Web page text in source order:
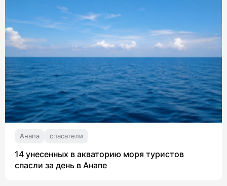
Анапа спасатели
14 унесенных в акваторию моря туристов
спасли за день в Анапе